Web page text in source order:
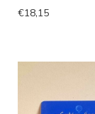
€18,15